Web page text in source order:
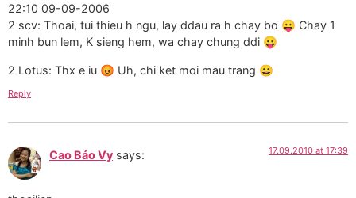
22:10 09-09-2006
2 scv: Thoai, tui thieu h ngu, lay ddau ra h chay bo 😛 Chay 1
minh bun lem, K sieng hem, wa chay chung ddi 😛
2 Lotus: Thx e iu 😡 Uh, chi ket moi mau trang 😀
Reply
Cao Bảo Vy says: 17.09.2010 at 17:39